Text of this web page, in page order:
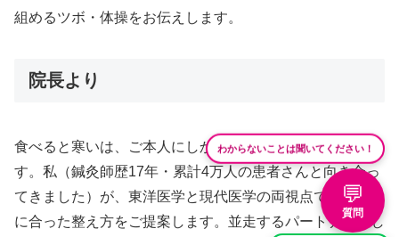
組めるツボ・体操をお伝えします。
院長より
食べると寒いは、ご本人にしか分からない辛さがありま
す。私（鍼灸師歴17年・累計4万人の患者さんと向き合っ
てきました）が、東洋医学と現代医学の両視点で、あなた
に合った整え方をご提案します。並走するパートナーとし
わからないことは聞いてください！
💬
質問